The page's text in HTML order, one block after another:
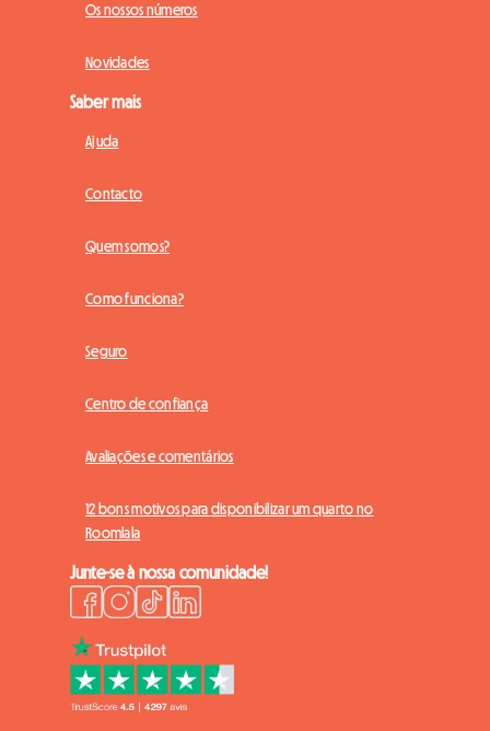
Os nossos números
Novidades
Saber mais
Ajuda
Contacto
Quem somos?
Como funciona?
Seguro
Centro de confiança
Avaliações e comentários
12 bons motivos para disponibilizar um quarto no
Roomlala
Junte-se à nossa comunidade!